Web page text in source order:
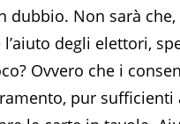
dubbio. Non sarà
l’aiuto degli elettori,
Ovvero che i
pur